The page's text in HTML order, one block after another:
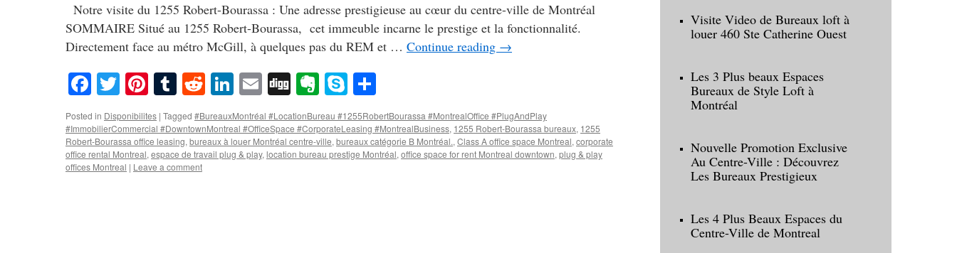
Notre visite du 1255 Robert-Bourassa : Une adresse prestigieuse au cœur du centre-ville de Montréal
SOMMAIRE Situé au 1255 Robert-Bourassa, cet immeuble incarne le prestige et la fonctionnalité.
Directement face au métro McGill, à quelques pas du REM et … Continue reading →
Facebook
TwitterPinterest
Tumblr
RedditLinkedIn
EmailDiggEvernote
Skype
Posted in Disponibilites | Tagged #BureauxMontréal #LocationBureau #1255RobertBourassa #MontrealOffice #PlugAndPlay
#ImmobilierCommercial #DowntownMontreal #OfficeSpace #CorporateLeasing #MontrealBusiness, 1255 Robert-Bourassa bureaux, 1255
Robert-Bourassa office leasing,bureaux à louer Montréal centre-ville,bureaux catégorie B Montréal.,Class A office space Montreal,corporate
office rental Montreal,espace de travail plug & play,location bureau prestige Montréal,office space for rent Montreal downtown,plug & play
offices Montreal | Leave a comment
Visite Video de Bureaux loft à
louer 460 Ste Catherine Ouest
Les 3 Plus beaux Espaces
Bureaux de Style Loft à
Montréal
Nouvelle Promotion Exclusive
Au Centre-Ville : Découvrez
Les Bureaux Prestigieux
Les 4 Plus Beaux Espaces du
Centre-Ville de Montreal